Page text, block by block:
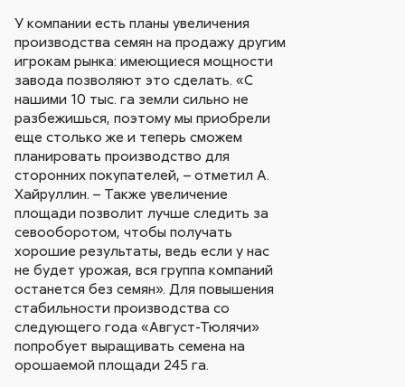
У компании есть планы увеличения
производства семян на продажу другим
игрокам рынка: имеющиеся мощности
завода позволяют это сделать. «С
нашими 10 тыс. га земли сильно не
разбежишься, поэтому мы приобрели
еще столько же и теперь сможем
планировать производство для
сторонних покупателей, – отметил А.
Хайруллин. – Также увеличение
площади позволит лучше следить за
севооборотом, чтобы получать
хорошие результаты, ведь если у нас
не будет урожая, вся группа компаний
останется без семян». Для повышения
стабильности производства со
следующего года «Август-Тюлячи»
попробует выращивать семена на
орошаемой площади 245 га.